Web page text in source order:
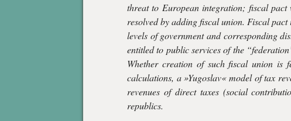
threat to European integration; fiscal
resolved by adding fiscal union. Fiscal
levels of government and corresponding
entitled to public services of the
Whether creation of such fiscal union is
calculations, a »Yugoslav« model of tax
revenues of direct taxes (social
republics.